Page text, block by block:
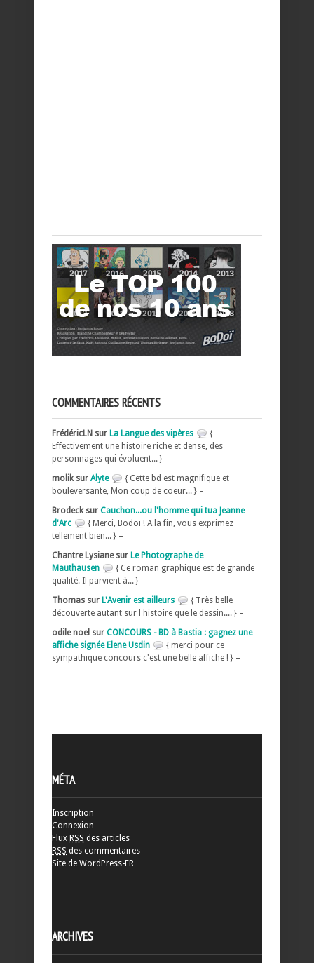
COMMENTAIRES RÉCENTS
FrédéricLN sur La Langue des vipères
{
Effectivement une histoire riche et dense, des
personnages qui évoluent... } –
molik sur Alyte
{ Cette bd est magnifique et
bouleversante, Mon coup de coeur... } –
Brodeck sur Cauchon...ou l'homme qui tua Jeanne
d'Arc
{ Merci, Bodoï ! A la fin, vous exprimez
tellement bien... } –
Chantre Lysiane sur Le Photographe de
Mauthausen
{ Ce roman graphique est de grande
qualité. Il parvient à... } –
Thomas sur L'Avenir est ailleurs
{ Très belle
découverte autant sur l histoire que le dessin.... } –
odile noel sur CONCOURS - BD à Bastia : gagnez une
affiche signée Elene Usdin
{ merci pour ce
sympathique concours c'est une belle affiche ! } –
MÉTA
Inscription
Connexion
Flux RSS des articles
RSS des commentaires
Site de WordPress-FR
ARCHIVES